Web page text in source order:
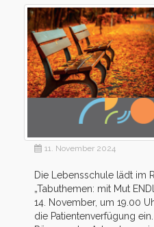
11. November 2024
Die Lebensschule lädt im
„Tabuthemen: mit Mut
14. November, um 19.00
die Patientenverfügung